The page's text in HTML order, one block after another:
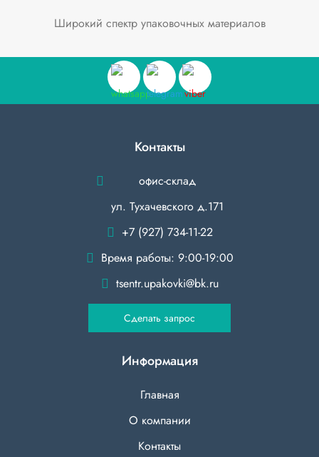
Широкий спектр упаковочных материалов
Контакты
офис-склад
ул. Тухачевского д.171
+7 (927) 734-11-22
Время работы: 9:00-19:00
tsentr.upakovki@bk.ru
Сделать запрос
Информация
Главная
О компании
Контакты